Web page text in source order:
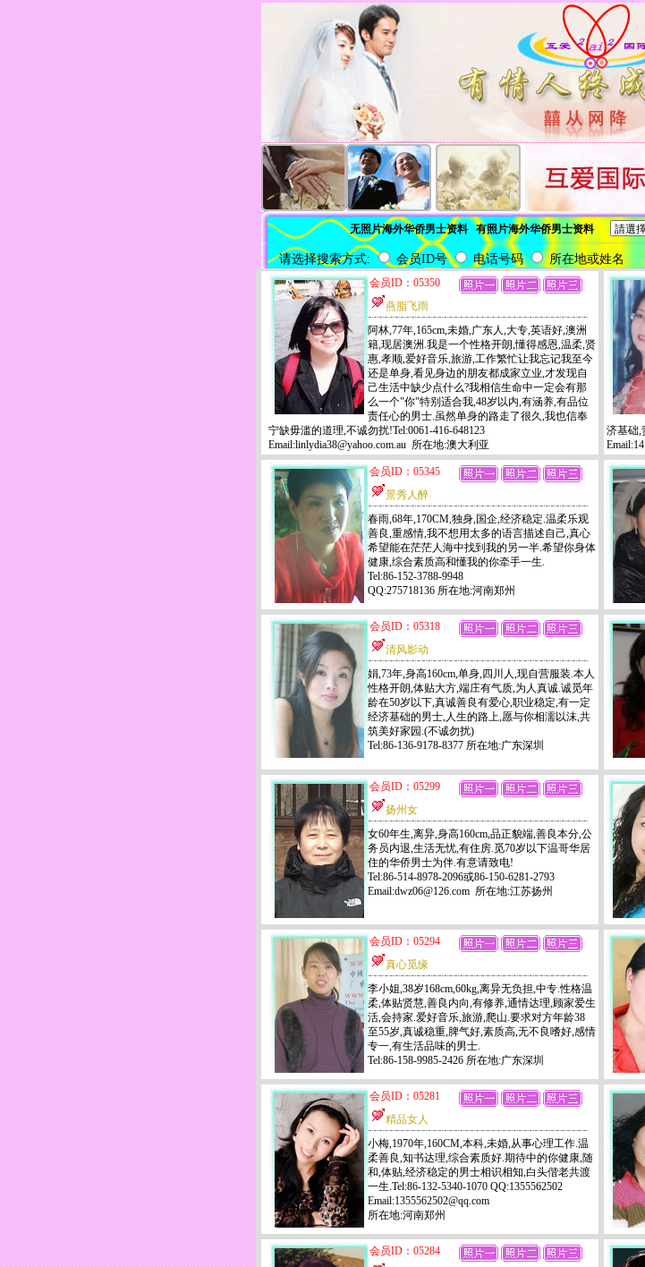
无照片海外华侨男士资料 有照片海外华侨男士资料
请选择搜索方式: 会员ID号 电话号码 所在地或姓名
会员ID：05350
燕脂飞雨
阿林,77年,165cm,未婚,广东人,大专,英语好,澳洲
籍,现居澳洲.我是一个性格开朗,懂得感恩,温柔,贤
惠,孝顺,爱好音乐,旅游,工作繁忙让我忘记我至今
还是单身,看见身边的朋友都成家立业,才发现自
己生活中缺少点什么?我相信生命中一定会有那
么一个"你"特别适合我,48岁以内,有涵养,有品位
责任心的男士.虽然单身的路走了很久,我也信奉
宁缺毋滥的道理,不诚勿扰!Tel:0061-416-648123
Email:linlydia38@yahoo.com.au 所在地:澳大利亚
济基础,
会员ID：05345
景秀人醉
春雨,68年,170CM,独身,国企,经济稳定.温柔乐观
善良,重感情,我不想用太多的语言描述自己,真心
希望能在茫茫人海中找到我的另一半.希望你身体
健康,综合素质高和懂我的你牵手一生.
Tel:86-152-3788-9948
QQ:275718136 所在地:河南郑州
会员ID：05318
清风影动
娟,73年,身高160cm,单身,四川人,现自营服装.本人
性格开朗,体贴大方,端庄有气质,为人真诚.诚觅年
龄在50岁以下,真诚善良有爱心,职业稳定,有一定
经济基础的男士,人生的路上,愿与你相濡以沫,共
筑美好家园.(不诚勿扰)
Tel:86-136-9178-8377 所在地:广东深圳
会员ID：05299
扬州女
女60年生,离异,身高160cm,品正貌端,善良本分,公
务员内退,生活无忧,有住房.觅70岁以下温哥华居
住的华侨男士为伴.有意请致电!
Tel:86-514-8978-2096或86-150-6281-2793
Email:dwz06@126.com 所在地:江苏扬州
会员ID：05294
真心觅缘
李小姐,38岁168cm,60kg,离异无负担,中专.性格温
柔,体贴贤慧,善良内向,有修养,通情达理,顾家爱生
活,会持家.爱好音乐,旅游,爬山.要求对方年龄38
至55岁,真诚稳重,脾气好,素质高,无不良嗜好,感情
专一,有生活品味的男士.
Tel:86-158-9985-2426 所在地:广东深圳
会员ID：05281
精品女人
小梅,1970年,160CM,本科,未婚,从事心理工作.温
柔善良,知书达理,综合素质好.期待中的你健康,随
和,体贴,经济稳定的男士相识相知,白头偕老共渡
一生.Tel:86-132-5340-1070 QQ:1355562502
Email:1355562502@qq.com
所在地:河南郑州
会员ID：05284